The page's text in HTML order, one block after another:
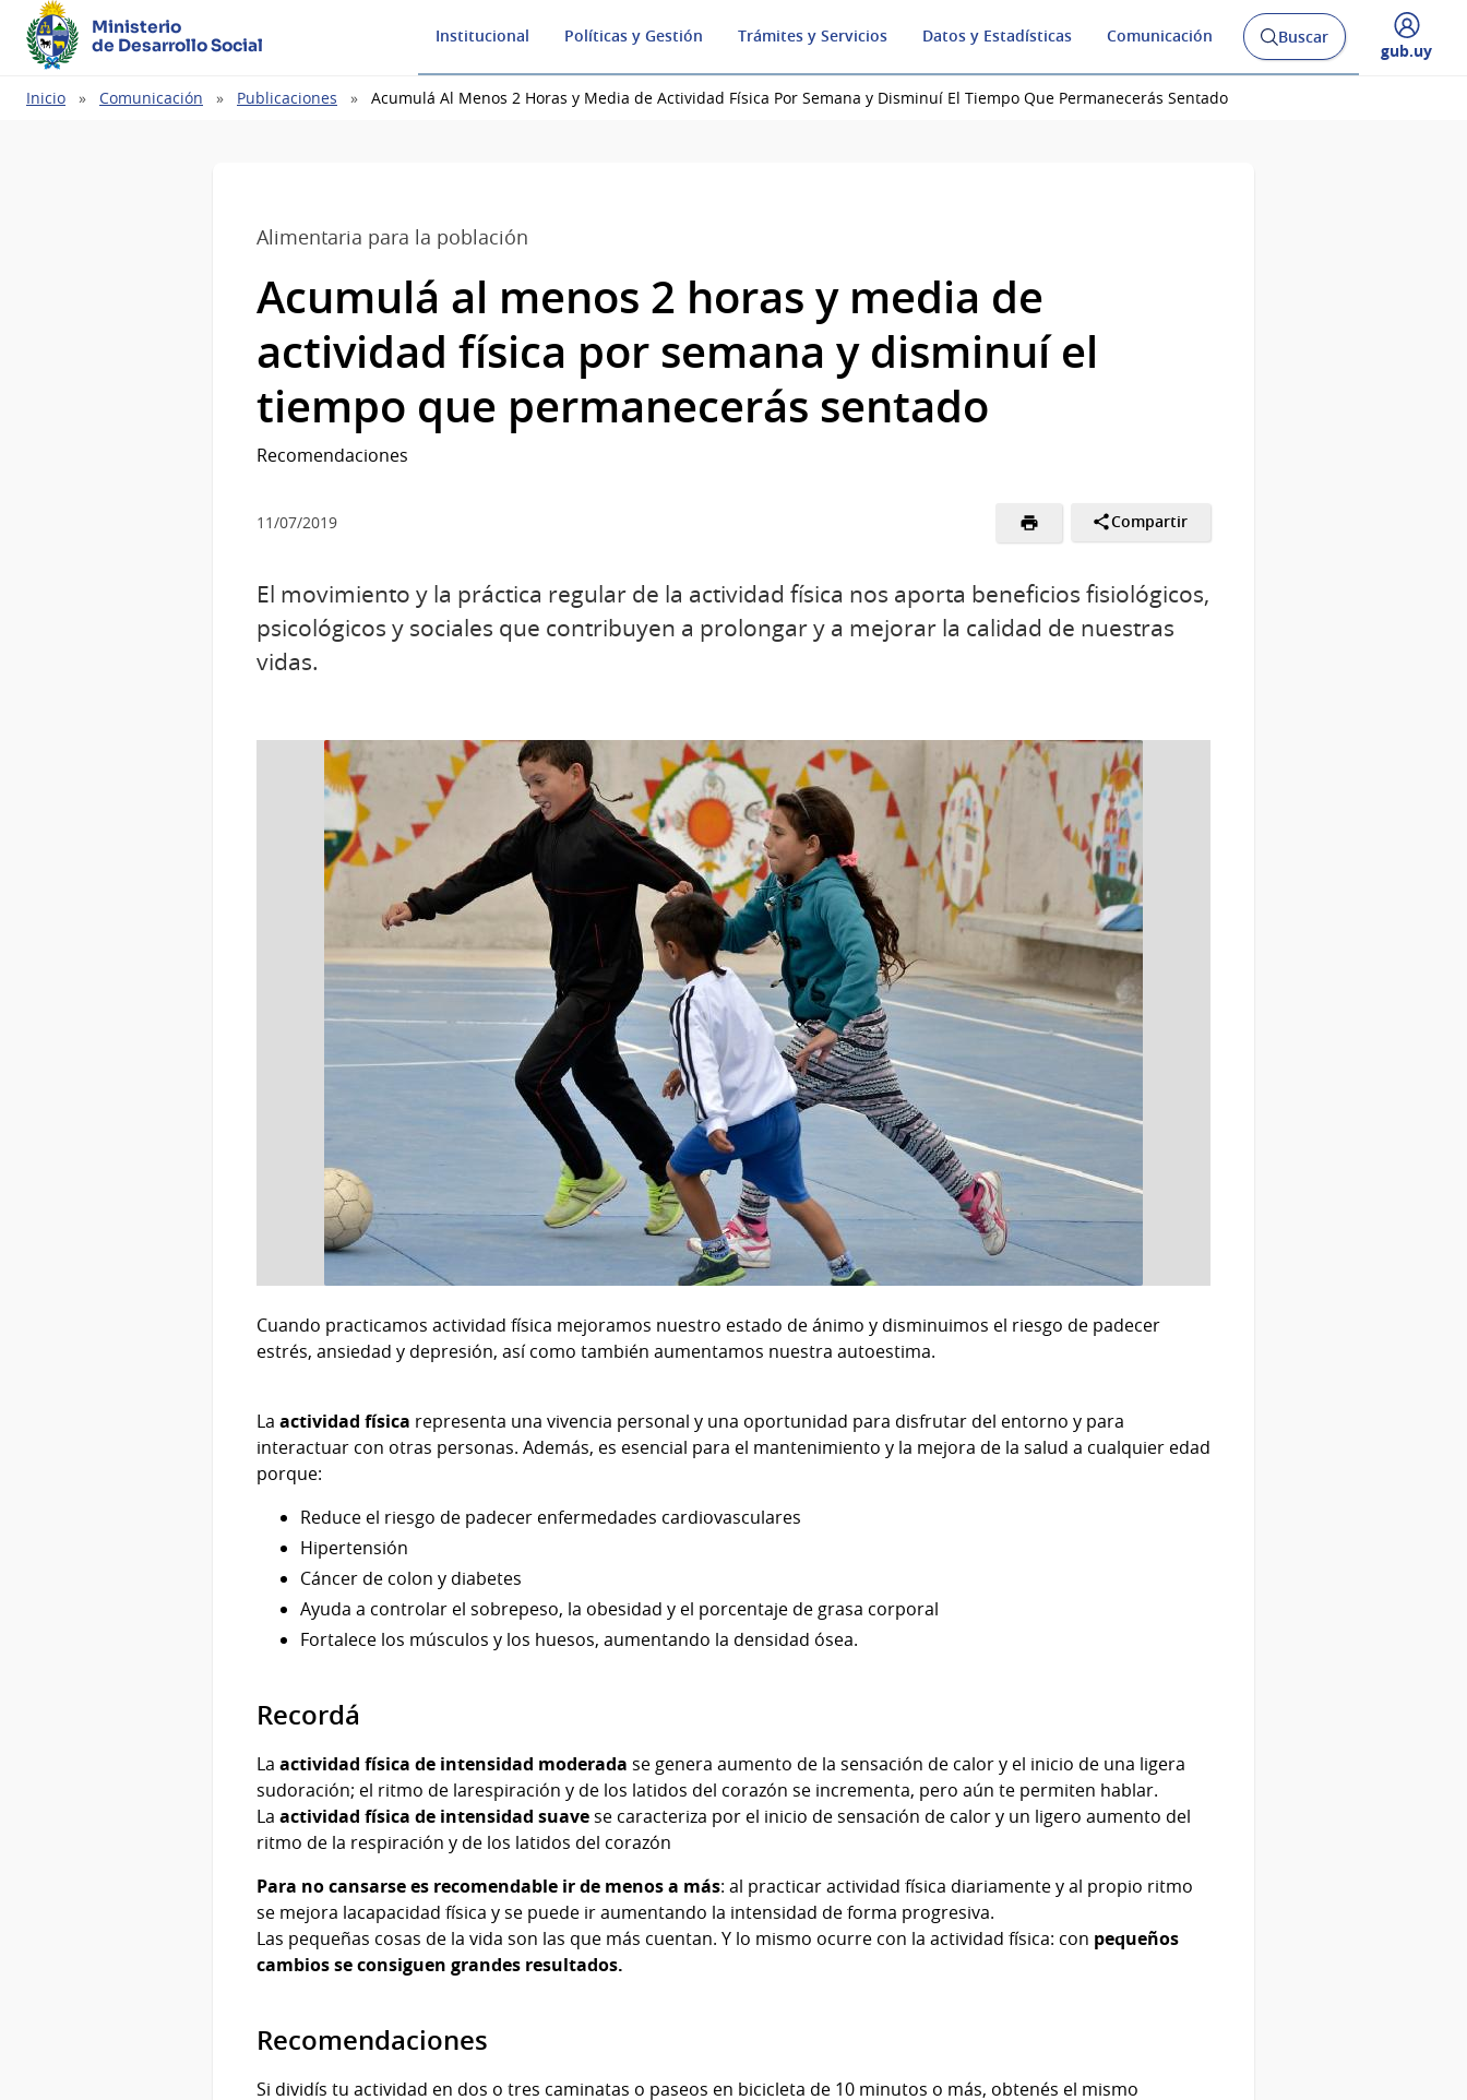
Ministerio
de Desarrollo Social
Institucional Políticas y Gestión Trámites y Servicios Datos y Estadísticas Comunicación
Abrir
buscador
Buscar
Desplegar
gub.uy
Ruta
Inicio Comunicación Publicaciones Acumulá Al Menos 2 Horas y Media de Actividad Física Por Semana y Disminuí El Tiempo Que Permanecerás Sentado
Alimentaria para la población
Acumulá al menos 2 horas y media de
actividad física por semana y disminuí el
tiempo que permanecerás sentado
Recomendaciones
11/07/2019 Compartir
El movimiento y la práctica regular de la actividad física nos aporta beneficios fisiológicos,
psicológicos y sociales que contribuyen a prolongar y a mejorar la calidad de nuestras
vidas.
Cuando practicamos actividad física mejoramos nuestro estado de ánimo y disminuimos el riesgo de padecer
estrés, ansiedad y depresión, así como también aumentamos nuestra autoestima.
La actividad física representa una vivencia personal y una oportunidad para disfrutar del entorno y para
interactuar con otras personas. Además, es esencial para el mantenimiento y la mejora de la salud a cualquier edad
porque:
Reduce el riesgo de padecer enfermedades cardiovasculares
Hipertensión
Cáncer de colon y diabetes
Ayuda a controlar el sobrepeso, la obesidad y el porcentaje de grasa corporal
Fortalece los músculos y los huesos, aumentando la densidad ósea.
Recordá
La actividad física de intensidad moderada se genera aumento de la sensación de calor y el inicio de una ligera
sudoración; el ritmo de larespiración y de los latidos del corazón se incrementa, pero aún te permiten hablar.
La actividad física de intensidad suavese caracteriza por el inicio de sensación de calor y un ligero aumento del
ritmo de la respiración y de los latidos del corazón
Para no cansarse es recomendable ir de menos a más: al practicar actividad física diariamente y al propio ritmo
se mejora lacapacidad física y se puede ir aumentando la intensidad de forma progresiva.
Las pequeñas cosas de la vida son las que más cuentan. Y lo mismo ocurre con la actividad física: con pequeños
cambios se consiguen grandes resultados.
Recomendaciones
Si dividís tu actividad en dos o tres caminatas o paseos en bicicleta de 10 minutos o más, obtenés el mismo